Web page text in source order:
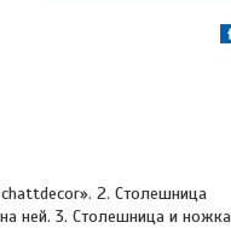
2. Столешница
ней. 3. Столешница и ножка